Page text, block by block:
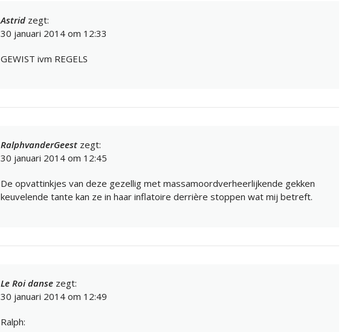
Astrid zegt:
30 januari 2014 om 12:33
GEWIST ivm REGELS
RalphvanderGeest zegt:
30 januari 2014 om 12:45
De opvattinkjes van deze gezellig met massamoordverheerlijkende gekken
keuvelende tante kan ze in haar inflatoire derrière stoppen wat mij betreft.
Le Roi danse zegt:
30 januari 2014 om 12:49
Ralph: